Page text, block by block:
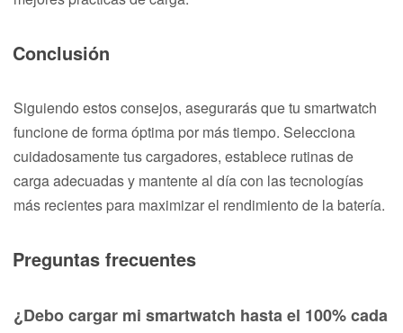
Conclusión
Siguiendo estos consejos, asegurarás que tu smartwatch
funcione de forma óptima por más tiempo. Selecciona
cuidadosamente tus cargadores, establece rutinas de
carga adecuadas y mantente al día con las tecnologías
más recientes para maximizar el rendimiento de la batería.
Preguntas frecuentes
¿Debo cargar mi smartwatch hasta el 100% cada